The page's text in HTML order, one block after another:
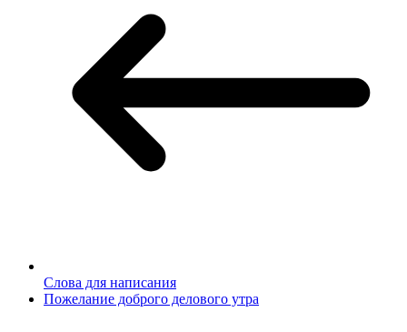
Слова для написания
Пожелание доброго делового утра